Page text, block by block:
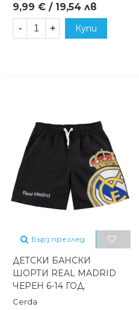
9,99 € / 19,54 лв
- + Купи
Бърз преглед
ДЕТСКИ БАНСКИ
ШОРТИ REAL MADRID
ЧЕРЕН 6-14 ГОД.
Cerda